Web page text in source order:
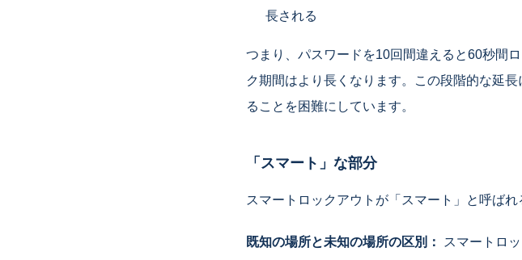
長される
つまり、パスワードを10回間違えると60秒間
ク期間はより長くなります。この段階的な延
ることを困難にしています。
「スマート」な部分
スマートロックアウトが「スマート」と呼ばれ
既知の場所と未知の場所の区別：
スマートロ